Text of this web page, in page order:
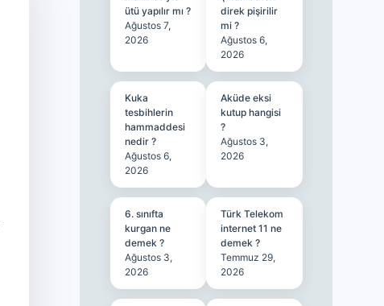
ütü yapılır mı ?
Ağustos 7,
2026
direk pişirilir
mi ?
Ağustos 6,
2026
Kuka
tesbihlerin
hammaddesi
nedir ?
Ağustos 6,
2026
Aküde eksi
kutup hangisi
?
Ağustos 3,
2026
6. sınıfta
kurgan ne
demek ?
Ağustos 3,
2026
Türk Telekom
internet 11 ne
demek ?
Temmuz 29,
2026